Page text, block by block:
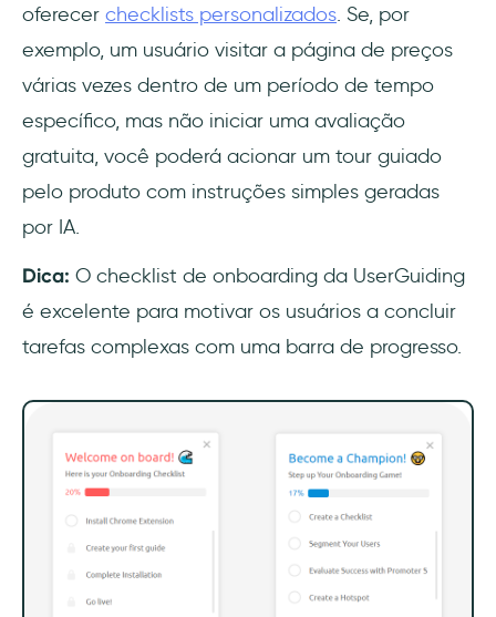
oferecer checklists personalizados. Se, por
exemplo, um usuário visitar a página de preços
várias vezes dentro de um período de tempo
específico, mas não iniciar uma avaliação
gratuita, você poderá acionar um tour guiado
pelo produto com instruções simples geradas
por IA.
Dica: O checklist de onboarding da UserGuiding
é excelente para motivar os usuários a concluir
tarefas complexas com uma barra de progresso.